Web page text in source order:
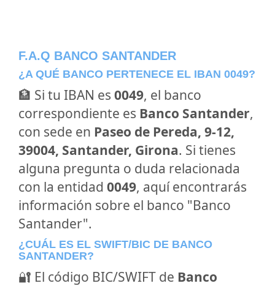
F.A.Q BANCO SANTANDER
¿A QUÉ BANCO PERTENECE EL IBAN 0049?
🏦 Si tu IBAN es 0049, el banco
correspondiente es Banco Santander,
con sede en Paseo de Pereda, 9-12,
39004, Santander, Girona. Si tienes
alguna pregunta o duda relacionada
con la entidad 0049, aquí encontrarás
información sobre el banco "Banco
Santander".
¿CUÁL ES EL SWIFT/BIC DE BANCO
SANTANDER?
🔐 El código BIC/SWIFT de Banco